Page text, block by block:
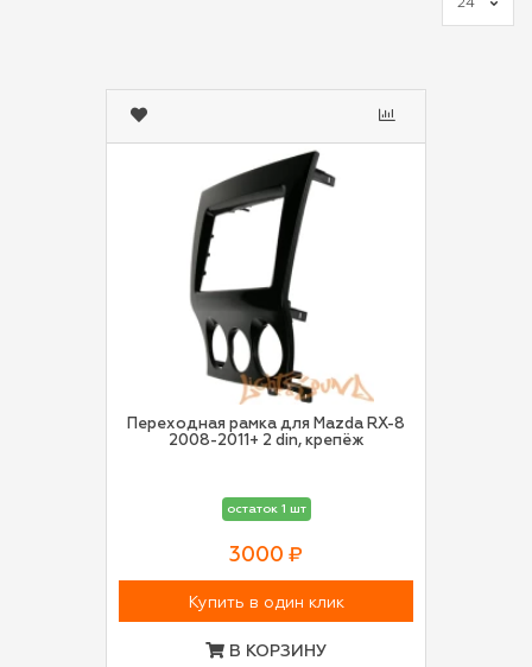
Переходная рамка для Mazda RX-8
2008-2011+ 2 din, крепёж
остаток 1 шт
3000 ₽
Купить в один клик
В КОРЗИНУ